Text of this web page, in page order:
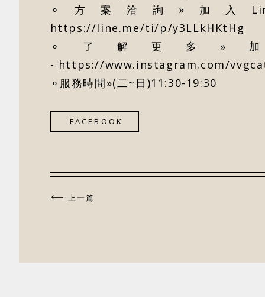
⚬方案洽詢»加入
https://line.me/ti/p/y3LLkHKtHg
⚬了解更多»加
- https://www.instagram.com/
⚬服務時間»(二~日)11:30-19:30
FACEBOOK
上一篇